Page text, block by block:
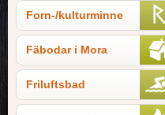
Forn-/kulturminne
Fäbodar i Mora
Friluftsbad